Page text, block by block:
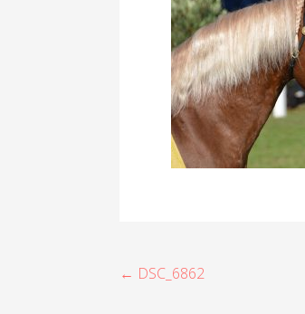
B
← DSC_6862